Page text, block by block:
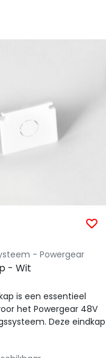
- Powergear
- Wit
is een essentieel
het Powergear 48V
Deze eindkap
...